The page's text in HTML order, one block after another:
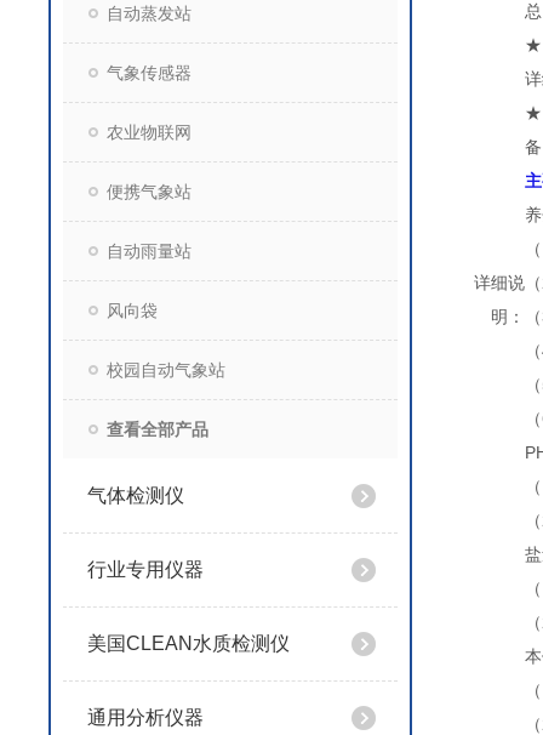
自动蒸发站
气象传感器
农业物联网
便携气象站
自动雨量站
风向袋
校园自动气象站
查看全部产品
气体检测仪
行业专用仪器
美国CLEAN水质检测仪
通用分析仪器
详细说
明：
★
★